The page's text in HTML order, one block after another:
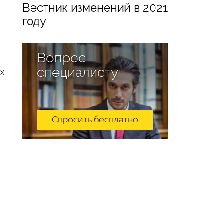
Вестник изменений в 2021
году
Вопрос
специалисту
Спросить бесплатно